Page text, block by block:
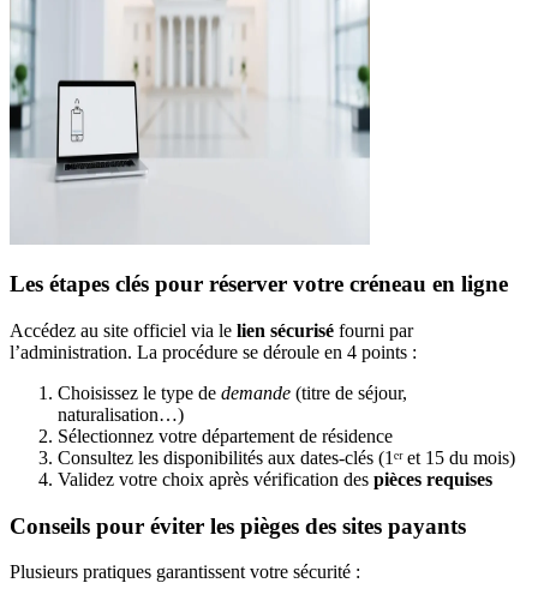
Les étapes clés pour réserver votre créneau en ligne
Accédez au site officiel via le lien sécurisé fourni par
l’administration. La procédure se déroule en 4 points :
Choisissez le type de demande (titre de séjour,
naturalisation…)
Sélectionnez votre département de résidence
Consultez les disponibilités aux dates-clés (1ᵉʳ et 15 du mois)
Validez votre choix après vérification des pièces requises
Conseils pour éviter les pièges des sites payants
Plusieurs pratiques garantissent votre sécurité :